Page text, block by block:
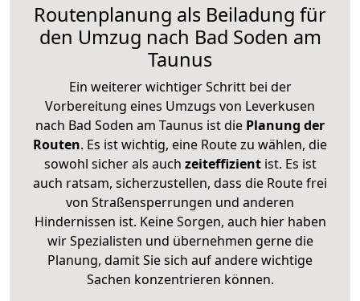
Routenplanung als Beiladung für
den Umzug nach Bad Soden am
Taunus
Ein weiterer wichtiger Schritt bei der
Vorbereitung eines Umzugs von Leverkusen
nach Bad Soden am Taunus ist die Planung der
Routen. Es ist wichtig, eine Route zu wählen, die
sowohl sicher als auch zeiteffizientist. Es ist
auch ratsam, sicherzustellen, dass die Route frei
von Straßensperrungen und anderen
Hindernissen ist. Keine Sorgen, auch hier haben
wir Spezialisten und übernehmen gerne die
Planung, damit Sie sich auf andere wichtige
Sachen konzentrieren können.